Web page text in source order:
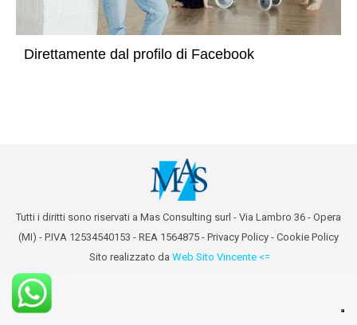
Direttamente dal profilo di Facebook
Tutti i diritti sono riservati a Mas Consulting surl - Via Lambro 36 - Opera
(MI) - P.IVA 12534540153 - REA 1564875 - Privacy Policy - Cookie Policy
Sito realizzato da Web Sito Vincente <=